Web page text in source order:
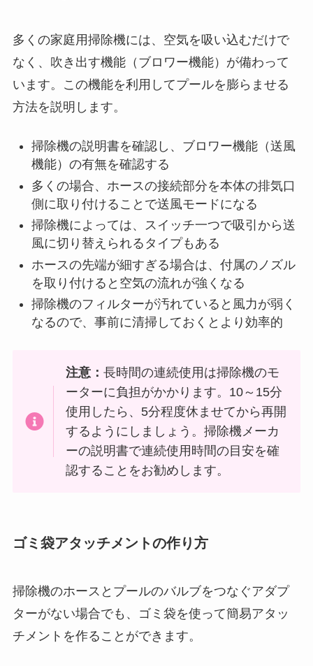
多くの家庭用掃除機には、空気を吸い込むだけで
なく、吹き出す機能（ブロワー機能）が備わって
います。この機能を利用してプールを膨らませる
方法を説明します。
掃除機の説明書を確認し、ブロワー機能（送風
機能）の有無を確認する
多くの場合、ホースの接続部分を本体の排気口
側に取り付けることで送風モードになる
掃除機によっては、スイッチ一つで吸引から送
風に切り替えられるタイプもある
ホースの先端が細すぎる場合は、付属のノズル
を取り付けると空気の流れが強くなる
掃除機のフィルターが汚れていると風力が弱く
なるので、事前に清掃しておくとより効率的
注意：長時間の連続使用は掃除機のモ
ーターに負担がかかります。10～15分
使用したら、5分程度休ませてから再開
するようにしましょう。掃除機メーカ
ーの説明書で連続使用時間の目安を確
認することをお勧めします。
ゴミ袋アタッチメントの作り方
掃除機のホースとプールのバルブをつなぐアダプ
ターがない場合でも、ゴミ袋を使って簡易アタッ
チメントを作ることができます。